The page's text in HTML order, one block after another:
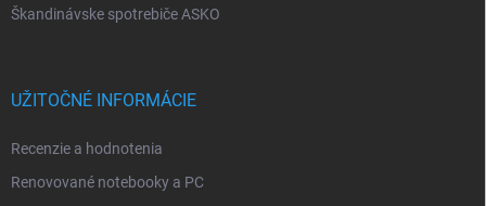
Škandinávske spotrebiče ASKO
UŽITOČNÉ INFORMÁCIE
Recenzie a hodnotenia
Renovované notebooky a PC